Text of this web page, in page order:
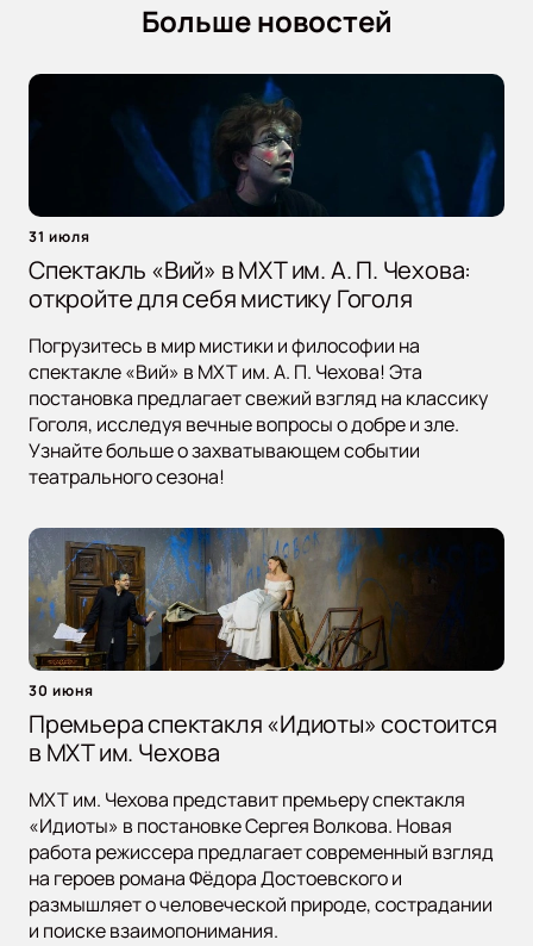
Больше новостей
31 июля
Спектакль «Вий» в МХТ им. А. П. Чехова:
откройте для себя мистику Гоголя
Погрузитесь в мир мистики и философии на
спектакле «Вий» в МХТ им. А. П. Чехова! Эта
постановка предлагает свежий взгляд на классику
Гоголя, исследуя вечные вопросы о добре и зле.
Узнайте больше о захватывающем событии
театрального сезона!
30 июня
Премьера спектакля «Идиоты» состоится
в МХТ им. Чехова
МХТ им. Чехова представит премьеру спектакля
«Идиоты» в постановке Сергея Волкова. Новая
работа режиссера предлагает современный взгляд
на героев романа Фёдора Достоевского и
размышляет о человеческой природе, сострадании
и поиске взаимопонимания.